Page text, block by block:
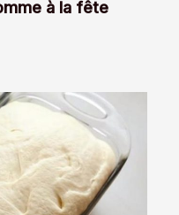
à la fête